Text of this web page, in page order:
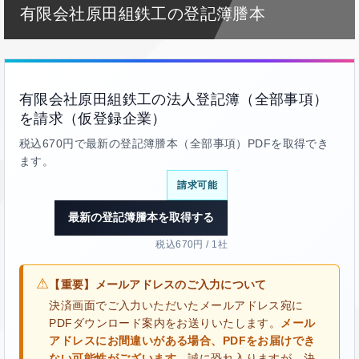
有限会社原田組鉄工の登記簿謄本
有限会社原田組鉄工の法人登記簿（全部事項）
を請求（仮登録企業）
税込670円で最新の登記簿謄本（全部事項）PDFを取得でき
ます。
請求可能
最新の登記簿謄本を取得する
税込670円 / 1社
⚠ 【重要】メールアドレスのご入力について
決済画面でご入力いただいたメールアドレス宛に
PDFダウンロード案内をお送りいたします。
メール
アドレスにお間違いがある場合、PDFをお届けでき